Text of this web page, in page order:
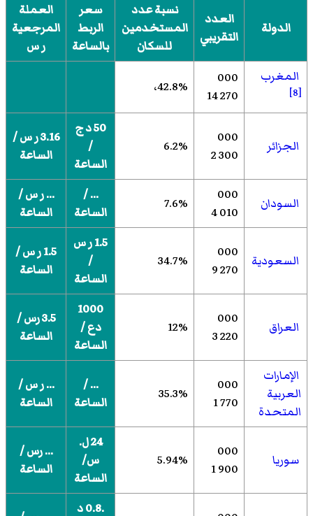
الدولة
العدد
التقريبي
نسبة عدد
المستخدمين
للسكان
سعر
الربط
بالساعة
العملة
المرجعية
ر س
المغرب
[8]
000
270 14
42.8%،
الجزائر
000
300 2
6.2%
50 د ج
/
الساعة
3.16 ر س /
الساعة
السودان
000
010 4
7.6%
... /
الساعة
... ر س /
الساعة
السعودية
000
270 9
34.7%
1.5 ر س
/
الساعة
1.5 ر س /
الساعة
العراق
000
220 3
12%
1000
دع /
الساعة
3.5 رس /
الساعة
الإمارات
العربية
المتحدة
000
770 1
35.3%
... /
الساعة
... ر س /
الساعة
سوريا
000
900 1
5.94%
24 ل.
س/
الساعة
... رس /
الساعة
.0.8 د